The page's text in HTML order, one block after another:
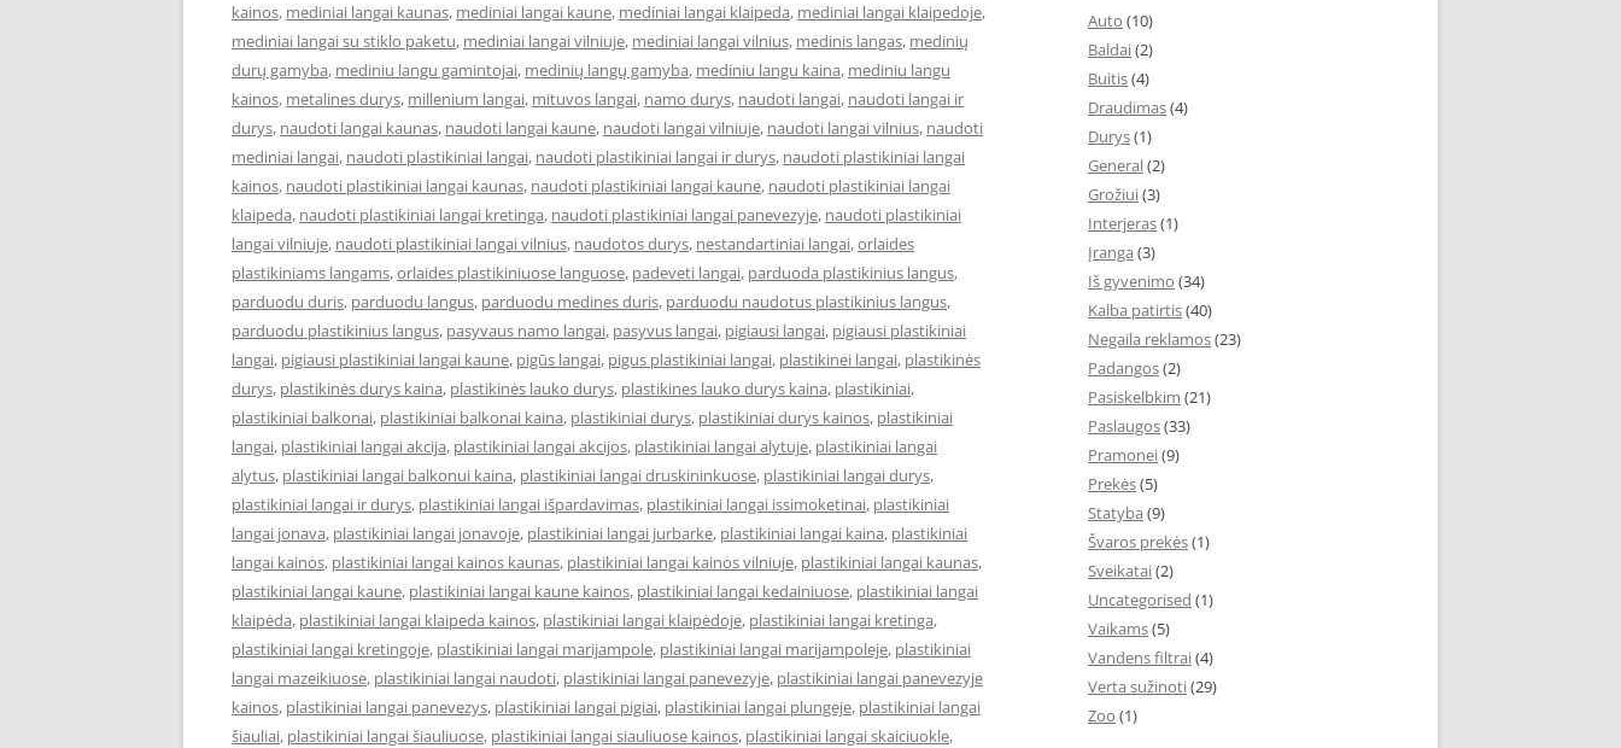
kainos, mediniai langai kaunas, mediniai langai kaune, mediniai langai klaipeda, mediniai langai klaipedoje,
mediniai langai su stiklo paketu, mediniai langai vilniuje, mediniai langai vilnius, medinis langas, medinių
durų gamyba, mediniu langu gamintojai, medinių langų gamyba, mediniu langu kaina, mediniu langu
kainos, metalines durys, millenium langai, mituvos langai, namo durys, naudoti langai, naudoti langai ir
durys, naudoti langai kaunas, naudoti langai kaune, naudoti langai vilniuje, naudoti langai vilnius, naudoti
mediniai langai, naudoti plastikiniai langai, naudoti plastikiniai langai ir durys, naudoti plastikiniai langai
kainos, naudoti plastikiniai langai kaunas, naudoti plastikiniai langai kaune, naudoti plastikiniai langai
klaipeda, naudoti plastikiniai langai kretinga, naudoti plastikiniai langai panevezyje, naudoti plastikiniai
langai vilniuje, naudoti plastikiniai langai vilnius, naudotos durys, nestandartiniai langai,orlaides
plastikiniams langams,orlaides plastikiniuose languose, padeveti langai, parduoda plastikinius langus,
parduodu duris, parduodu langus, parduodu medines duris, parduodu naudotus plastikinius langus,
parduodu plastikinius langus, pasyvaus namo langai, pasyvus langai, pigiausi langai, pigiausi plastikiniai
langai, pigiausi plastikiniai langai kaune, pigūs langai, pigus plastikiniai langai, plastikinei langai, plastikinės
durys, plastikinės durys kaina, plastikinės lauko durys, plastikines lauko durys kaina, plastikiniai,
plastikiniai balkonai, plastikiniai balkonai kaina, plastikiniai durys, plastikiniai durys kainos, plastikiniai
langai, plastikiniai langai akcija, plastikiniai langai akcijos, plastikiniai langai alytuje, plastikiniai langai
alytus, plastikiniai langai balkonui kaina, plastikiniai langai druskininkuose, plastikiniai langai durys,
plastikiniai langai ir durys, plastikiniai langai išpardavimas, plastikiniai langai issimoketinai, plastikiniai
langai jonava, plastikiniai langai jonavoje, plastikiniai langai jurbarke, plastikiniai langai kaina, plastikiniai
langai kainos, plastikiniai langai kainos kaunas, plastikiniai langai kainos vilniuje, plastikiniai langai kaunas,
plastikiniai langai kaune, plastikiniai langai kaune kainos, plastikiniai langai kedainiuose, plastikiniai langai
klaipėda, plastikiniai langai klaipeda kainos, plastikiniai langai klaipėdoje, plastikiniai langai kretinga,
plastikiniai langai kretingoje, plastikiniai langai marijampole, plastikiniai langai marijampoleje, plastikiniai
langai mazeikiuose, plastikiniai langai naudoti, plastikiniai langai panevezyje, plastikiniai langai panevezyje
kainos, plastikiniai langai panevezys, plastikiniai langai pigiai, plastikiniai langai plungeje, plastikiniai langai
šiauliai, plastikiniai langai šiauliuose, plastikiniai langai siauliuose kainos, plastikiniai langai skaiciuokle,
Auto (10)
Baldai(2)
Buitis(4)
Draudimas(4)
Durys(1)
General(2)
Grožiui(3)
Interjeras(1)
Įranga (3)
Iš gyvenimo (34)
Kalba patirtis(40)
Negaila reklamos(23)
Padangos(2)
Pasiskelbkim (21)
Paslaugos(33)
Pramonei(9)
Prekės(5)
Statyba (9)
Švaros prekės(1)
Sveikatai(2)
Uncategorised (1)
Vaikams(5)
Vandens filtrai(4)
Verta sužinoti(29)
Zoo (1)